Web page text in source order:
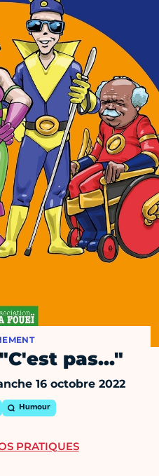
pas…"
16 octobre 2022
Humour
PRATIQUES